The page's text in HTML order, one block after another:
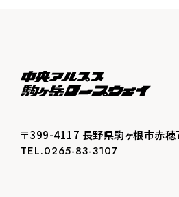
〒399-4117 長野県駒ヶ根市赤
TEL.0265-83-3107